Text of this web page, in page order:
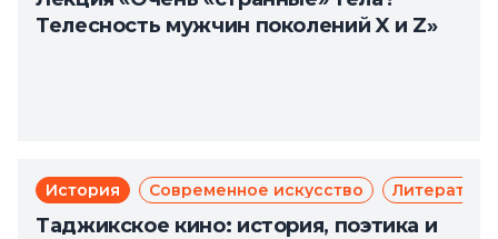
Телесность мужчин поколений X и Z»
История Современное искусство Литература
Таджикское кино: история, поэтика и